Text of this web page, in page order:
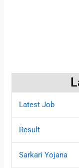
Latest Job
Result
Sarkari Yojana